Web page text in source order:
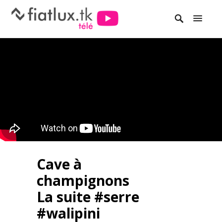
Cave à
champignons
La suite #serre
#walipini